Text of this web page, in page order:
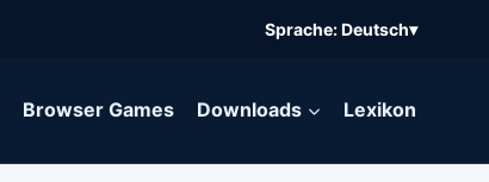
Sprache: Deutsch▾
Browser Games Downloads Lexikon